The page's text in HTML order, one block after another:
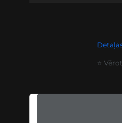
⭐ Vērot